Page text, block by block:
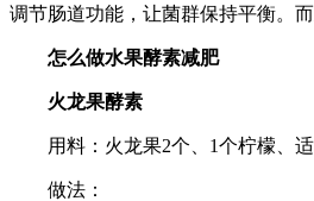
调节肠道功能，让菌群保持平衡。而
怎么做水果酵素减肥
火龙果酵素
用料：火龙果2个、1个柠檬、适
做法：